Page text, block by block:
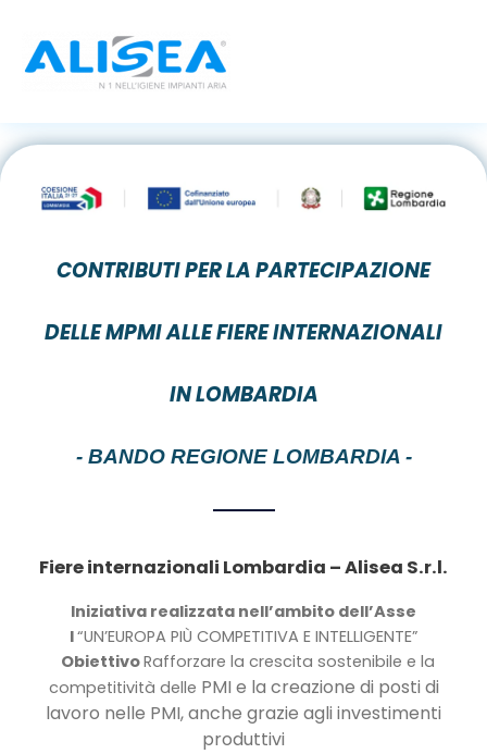
contenuto
CONTRIBUTI PER LA PARTECIPAZIONE
DELLE MPMI ALLE FIERE INTERNAZIONALI
IN LOMBARDIA
- BANDO REGIONE LOMBARDIA -
Fiere internazionali Lombardia –Alisea S.r.l.
Iniziativa realizzata nell’ambito dell’Asse
I“UN’EUROPA PIÙ COMPETITIVA E INTELLIGENTE”
ObiettivoRafforzare la crescita sostenibile e la
competitività delle PMI e la creazione di posti di
lavoro nelle PMI, anche grazie agli investimenti
produttivi